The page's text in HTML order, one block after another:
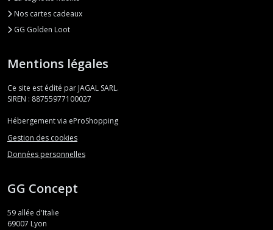
Nos cartes cadeaux
GG Golden Loot
Mentions légales
Ce site est édité par JAGAL SARL.
SIREN : 88755977100027
Hébergement via eProShopping
Gestion des cookies
Données personnelles
GG Concept
59 allée d'Italie
69007 Lyon